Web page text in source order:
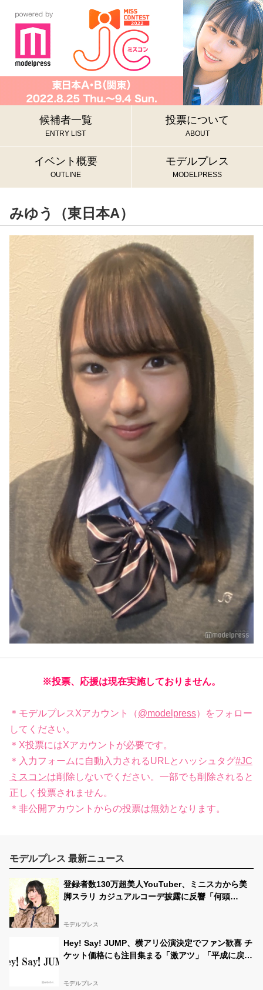
候補者一覧
ENTRY LIST
投票について
ABOUT
イベント概要
OUTLINE
モデルプレス
MODELPRESS
みゆう（東日本A）
※投票、応援は現在実施しておりません。
＊モデルプレスXアカウント（@modelpress）をフォロー
してください。
＊X投票にはXアカウントが必要です。
＊入力フォームに自動入力されるURLとハッシュタグ#JC
ミスコンは削除しないでください。一部でも削除されると
正しく投票されません。
＊非公開アカウントからの投票は無効となります。
モデルプレス 最新ニュース
登録者数130万超美人YouTuber、ミニスカから美
脚スラリ カジュアルコーデ披露に反響「何頭
モデルプレス
Hey! Say! JUMP、横アリ公演決定でファン歓喜 チ
ケット価格にも注目集まる「激アツ」「平成に戻っ
モデルプレス